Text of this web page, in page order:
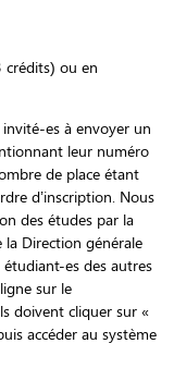
crédits) ou en
es à envoyer un
leur numéro
de place étant
d’inscription. Nous
des études par la
Direction générale
es des autres
sur le
doivent cliquer sur «
accéder au système